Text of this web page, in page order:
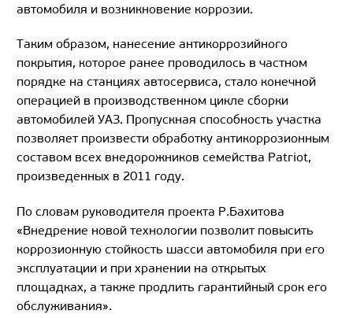
автомобиля и возникновение коррозии.
Таким образом, нанесение антикоррозийного
покрытия, которое ранее проводилось в частном
порядке на станциях автосервиса, стало конечной
операцией в производственном цикле сборки
автомобилей УАЗ. Пропускная способность участка
позволяет произвести обработку антикоррозионным
составом всех внедорожников семейства Patriot,
произведенных в 2011 году.
По словам руководителя проекта Р.Бахитова
«Внедрение новой технологии позволит повысить
коррозионную стойкость шасси автомобиля при его
эксплуатации и при хранении на открытых
площадках, а также продлить гарантийный срок его
обслуживания».